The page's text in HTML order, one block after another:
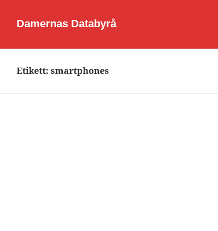
Damernas Databyrå
Etikett:smartphones